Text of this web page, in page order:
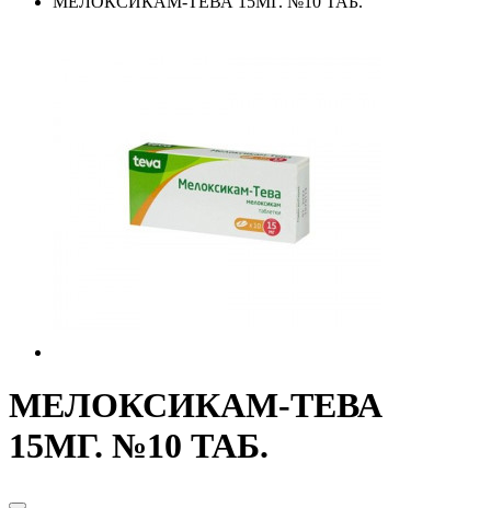
МЕЛОКСИКАМ-ТЕВА
15МГ. №10 ТАБ.